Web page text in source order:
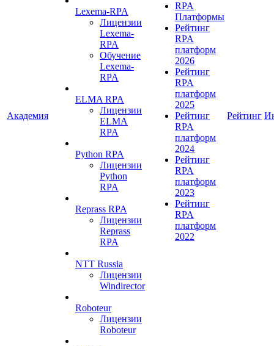
Академия
Lexema-RPA
Лицензии
Lexema-
RPA
Обучение
Lexema-
RPA
ELMA RPA
Лицензии
ELMA
RPA
Python RPA
Лицензии
Python
RPA
Reprass RPA
Лицензии
Reprass
RPA
NTT Russia
Лицензии
Windirector
Roboteur
Лицензии
Roboteur
RPA
Платформы
Рейтинг
RPA
платформ
2026
Рейтинг
RPA
платформ
2025
Рейтинг
RPA
платформ
2024
Рейтинг
RPA
платформ
2023
Рейтинг
RPA
платформ
2022
Рейтинг